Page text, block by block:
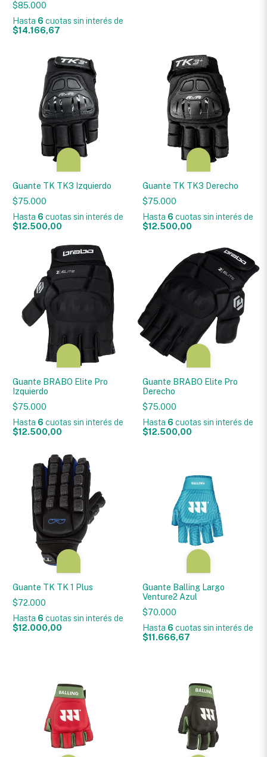
$85.000
Hasta 6 cuotas sin interésde
$14.166,67
Guante TK TK3 Izquierdo
$75.000
Hasta 6 cuotas sin interésde
$12.500,00
Guante TK TK3 Derecho
$75.000
Hasta 6 cuotas sin interés de
$12.500,00
Guante BRABO Elite Pro
Izquierdo
$75.000
Hasta 6 cuotas sin interésde
$12.500,00
Guante BRABO Elite Pro
Derecho
$75.000
Hasta 6 cuotas sin interés de
$12.500,00
Guante TK TK 1 Plus
$72.000
Hasta 6 cuotas sin interésde
$12.000,00
Guante Balling Largo
Venture2 Azul
$70.000
Hasta 6 cuotas sin interés de
$11.666,67